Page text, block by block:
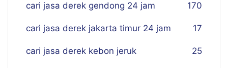
cari jasa derek gendong 24 jam 170
cari jasa derek jakarta timur 24 jam 17
cari jasa derek kebon jeruk 25